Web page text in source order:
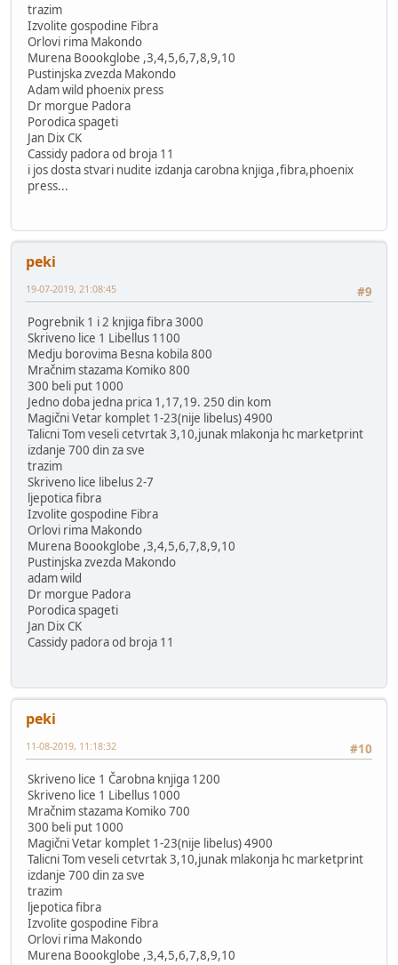
trazim
Izvolite gospodine Fibra
Orlovi rima Makondo
Murena Boookglobe ,3,4,5,6,7,8,9,10
Pustinjska zvezda Makondo
Adam wild phoenix press
Dr morgue Padora
Porodica spageti
Jan Dix CK
Cassidy padora od broja 11
i jos dosta stvari nudite izdanja carobna knjiga ,fibra,phoenix
press...
peki
#9
19-07-2019, 21:08:45
Pogrebnik 1 i 2 knjiga fibra 3000
Skriveno lice 1 Libellus 1100
Medju borovima Besna kobila 800
Mračnim stazama Komiko 800
300 beli put 1000
Jedno doba jedna prica 1,17,19. 250 din kom
Magični Vetar komplet 1-23(nije libelus) 4900
Talicni Tom veseli cetvrtak 3,10,junak mlakonja hc marketprint
izdanje 700 din za sve
trazim
Skriveno lice libelus 2-7
ljepotica fibra
Izvolite gospodine Fibra
Orlovi rima Makondo
Murena Boookglobe ,3,4,5,6,7,8,9,10
Pustinjska zvezda Makondo
adam wild
Dr morgue Padora
Porodica spageti
Jan Dix CK
Cassidy padora od broja 11
peki
#10
11-08-2019, 11:18:32
Skriveno lice 1 Čarobna knjiga 1200
Skriveno lice 1 Libellus 1000
Mračnim stazama Komiko 700
300 beli put 1000
Magični Vetar komplet 1-23(nije libelus) 4900
Talicni Tom veseli cetvrtak 3,10,junak mlakonja hc marketprint
izdanje 700 din za sve
trazim
ljepotica fibra
Izvolite gospodine Fibra
Orlovi rima Makondo
Murena Boookglobe ,3,4,5,6,7,8,9,10